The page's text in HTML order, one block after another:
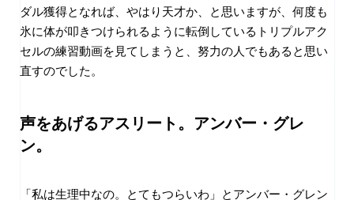
ダル獲得となれば、やはり天才か、と思いますが、何度も
氷に体が叩きつけられるように転倒しているトリプルアク
セルの練習動画を見てしまうと、努力の人でもあると思い
直すのでした。
声をあげるアスリート。アンバー・グレ
ン。
「私は生理中なの。とてもつらいわ」とアンバー・グレン